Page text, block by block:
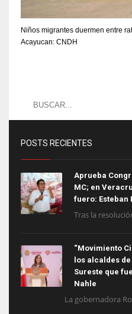
Niños migrantes duermen entre
Acayucan: CNDH
POSTS RECIENTES
Aprueba
MC; en
fuero: Esteban
Tras la
“Movimiento
los alcaldes
Sureste que
Nahle
La gobernadora